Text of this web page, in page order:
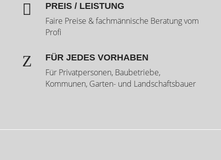
 PREIS / LEISTUNG
Faire Preise & fachmännische Beratung vom
Profi
Z FÜR JEDES VORHABEN
Für Privatpersonen, Baubetriebe,
Kommunen, Garten- und Landschaftsbauer